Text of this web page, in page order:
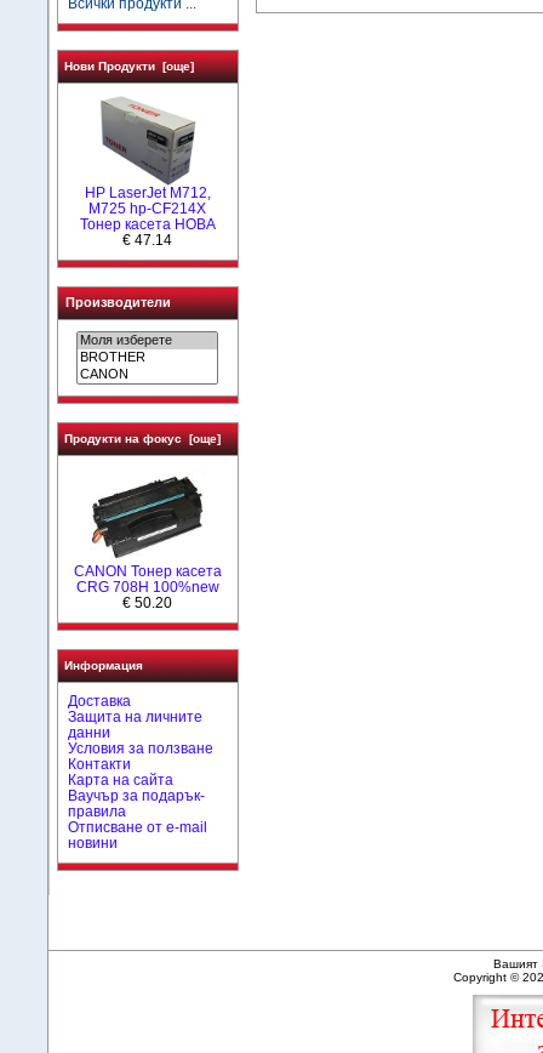
Всички продукти ...
Нови Продукти [още]
HP LaserJet M712,
M725 hp-CF214X
Тонер касета НОВА
€ 47.14
Производители
Продукти на фокус [още]
CANON Тонер касета
CRG 708H 100%new
€ 50.20
Информация
Доставка
Защита на личните
данни
Условия за ползване
Контакти
Карта на сайта
Ваучър за подарък-
правила
Отписване от e-mail
новини
Вашият
Copyright ©